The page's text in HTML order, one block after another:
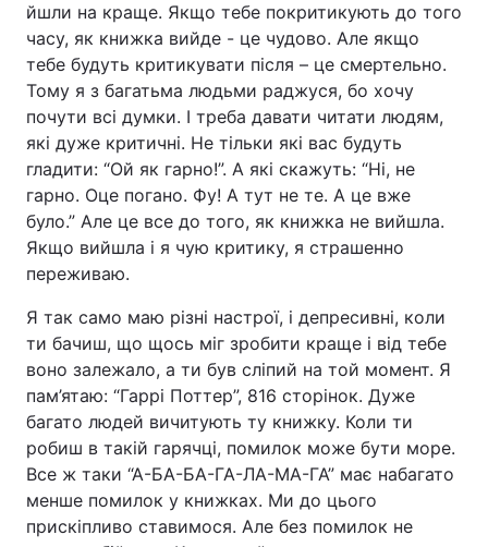
йшли на краще. Якщо тебе покритикують до того
часу, як книжка вийде - це чудово. Але якщо
тебе будуть критикувати після – це смертельно.
Тому я з багатьма людьми раджуся, бо хочу
почути всі думки. І треба давати читати людям,
які дуже критичні. Не тільки які вас будуть
гладити: “Ой як гарно!”. А які скажуть: “Ні, не
гарно. Оце погано. Фу! А тут не те. А це вже
було.” Але це все до того, як книжка не вийшла.
Якщо вийшла і я чую критику, я страшенно
переживаю.
Я так само маю різні настрої, і депресивні, коли
ти бачиш, що щось міг зробити краще і від тебе
воно залежало, а ти був сліпий на той момент. Я
пам’ятаю: “Гаррі Поттер”, 816 сторінок. Дуже
багато людей вичитують ту книжку. Коли ти
робиш в такій гарячці, помилок може бути море.
Все ж таки “А-БА-БА-ГА-ЛА-МА-ГА” має набагато
менше помилок у книжках. Ми до цього
прискіпливо ставимося. Але без помилок не